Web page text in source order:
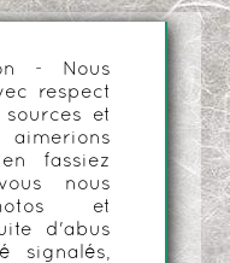
- Nous
respect
et
aimerions
fassiez
nous
et
d'abus
signalés,